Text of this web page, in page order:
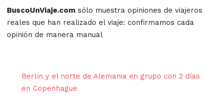
BuscoUnViaje.com sólo muestra opiniones de viajeros
reales que han realizado el viaje: confirmamos cada
opinión de manera manual
Berlín y el norte de Alemania en grupo con 2 días
en Copenhague